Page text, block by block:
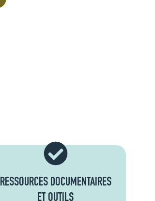
RESSOURCES DOCUMENTAIRES
ET OUTILS